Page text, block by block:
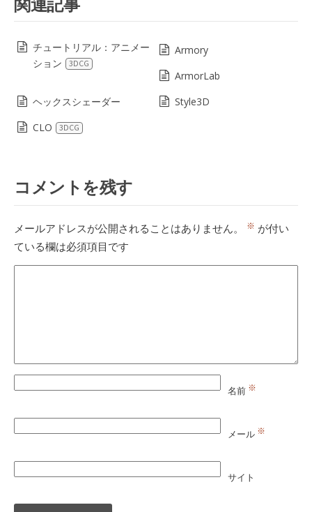
チュートリアル：アニメー
ション
3DCG
Armory
ArmorLab
ヘックスシェーダー
Style3D
CLO
3DCG
コメントを残す
メールアドレスが公開されることはありません。 ※ が付い
ている欄は必須項目です
名前 ※
メール ※
サイト